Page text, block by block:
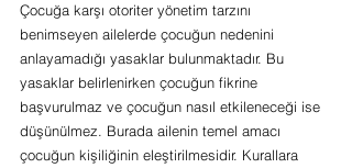
Çocuğa karşı otoriter yönetim tarzını
benimseyen ailelerde çocuğun nedenini
anlayamadığı yasaklar bulunmaktadır. Bu
yasaklar belirlenirken çocuğun fikrine
başvurulmaz ve çocuğun nasıl etkileneceği ise
düşünülmez. Burada ailenin temel amacı
çocuğun kişiliğinin eleştirilmesidir. Kurallara